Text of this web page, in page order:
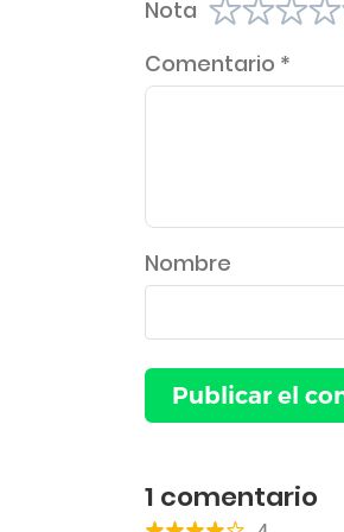
Nota
Comentario *
Nombre
1 comentario